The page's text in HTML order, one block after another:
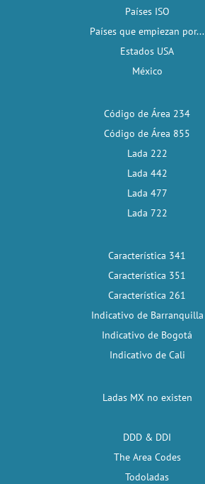
Países ISO
Países que empiezan por...
Estados USA
México
Código de Área 234
Código de Área 855
Lada 222
Lada 442
Lada 477
Lada 722
Característica 341
Característica 351
Característica 261
Indicativo de Barranquilla
Indicativo de Bogotá
Indicativo de Cali
Ladas MX no existen
DDD & DDI
The Area Codes
Todoladas